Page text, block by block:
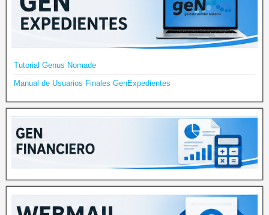
Tutorial Genus Nomade
Manual de Usuarios Finales GenExpedientes